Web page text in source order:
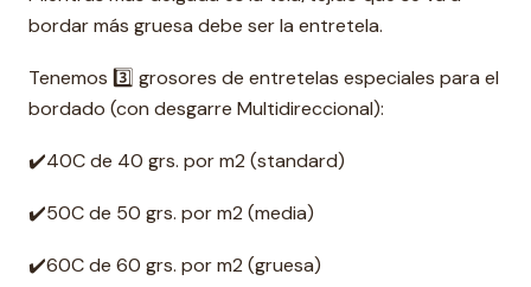
bordar más gruesa debe ser la entretela.
Tenemos 3️⃣ grosores de entretelas especiales para el
bordado (con desgarre Multidireccional):
✔️40C de 40 grs. por m2 (standard)
✔️50C de 50 grs. por m2 (media)
✔️60C de 60 grs. por m2 (gruesa)